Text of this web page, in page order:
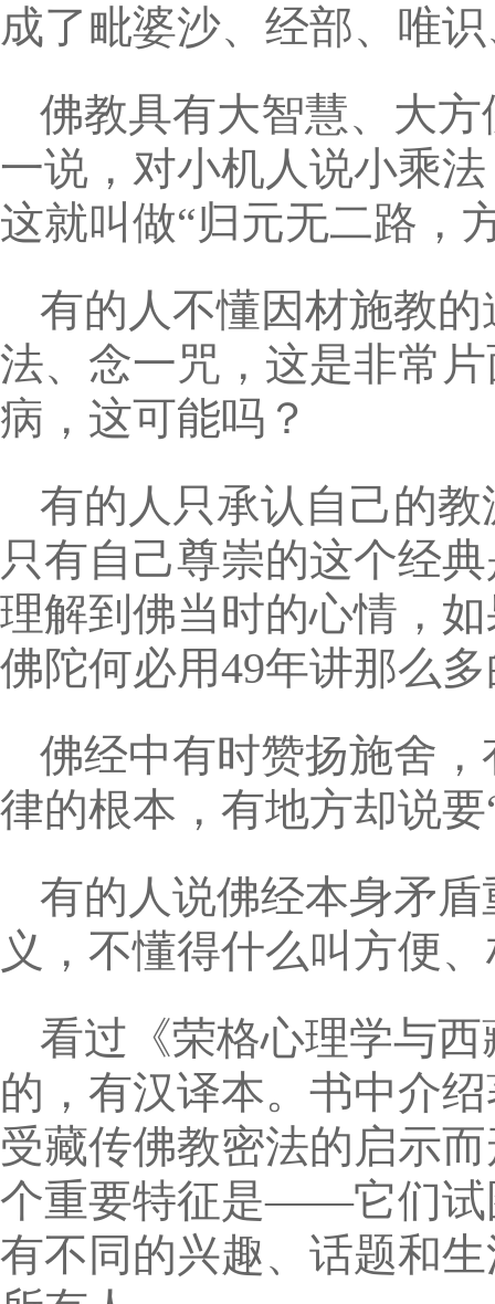
成了毗婆沙、经部、唯
佛教具有大智慧、大
一说，对小机人说小乘
这就叫做“归元无二路，
有的人不懂因材施教
法、念一咒，这是非常
病，这可能吗？
有的人只承认自己的
只有自己尊崇的这个经
理解到佛当时的心情，
佛陀何必用49年讲那么
佛经中有时赞扬施舍
律的根本，有地方却说
有的人说佛经本身矛
义，不懂得什么叫方便
看过《荣格心理学与
的，有汉译本。书中介
受藏传佛教密法的启示
个重要特征是——它们试
有不同的兴趣、话题和